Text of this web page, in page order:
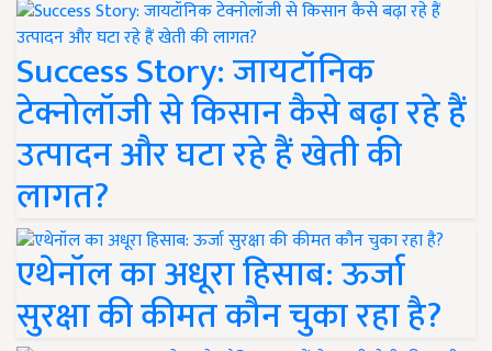
Success Story: जायटॉनिक
टेक्नोलॉजी से किसान कैसे बढ़ा रहे हैं
उत्पादन और घटा रहे हैं खेती की
लागत?
एथेनॉल का अधूरा हिसाब: ऊर्जा
सुरक्षा की कीमत कौन चुका रहा है?